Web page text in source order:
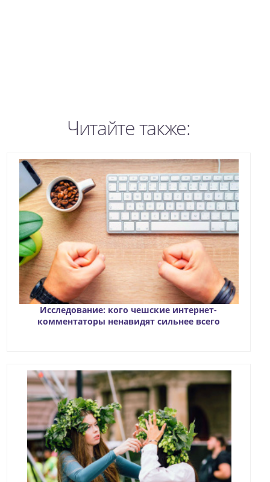
Читайте также:
Исследование: кого чешские интернет-
комментаторы ненавидят сильнее всего